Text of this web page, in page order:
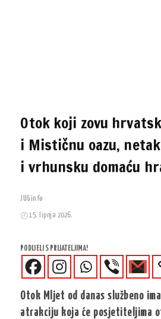
Otok koji zovu
i Mističnu oazu,
i vrhunsku domaću
JUGinfo
15. lipnja 2026.
PODIJELI S PRIJATELJIMA!
Otok Mljet od danas službeno
atrakciju koja će posjetiteljima